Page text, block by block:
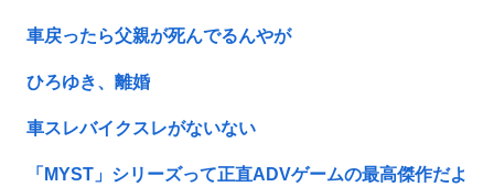
車戻ったら父親が死んでるんやが
ひろゆき、離婚
車スレバイクスレがないない
「MYST」シリーズって正直ADVゲームの最高傑作だよ